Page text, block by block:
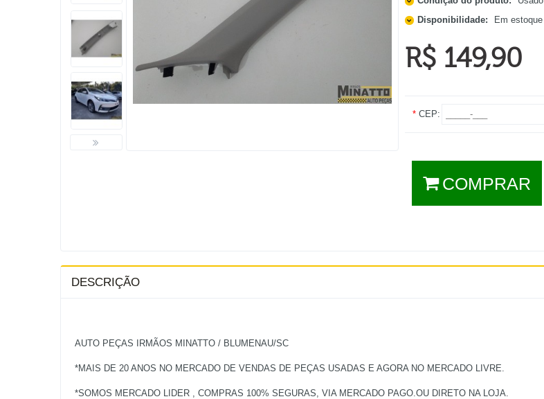
Disponibilidade:
Em estoque
R$ 149,90
*CEP:
COMPRAR
DESCRIÇÃO
AUTO PEÇAS IRMÃOS MINATTO / BLUMENAU/SC
*MAIS DE 20 ANOS NO MERCADO DE VENDAS DE PEÇAS USADAS E AGORA NO MERCADO LIVRE.
*SOMOS MERCADO LIDER , COMPRAS 100% SEGURAS, VIA MERCADO PAGO.OU DIRETO NA LOJA.